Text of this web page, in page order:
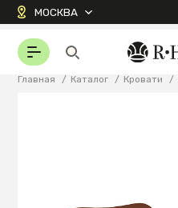
МОСКВА
Главная / Каталог / Кровати /